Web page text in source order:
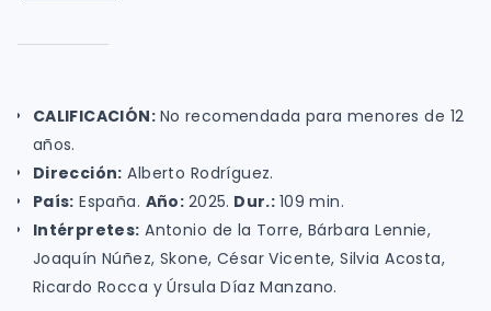
CALIFICACIÓN: No recomendada para menores de 12
años.
Dirección: Alberto Rodríguez.
País: España. Año: 2025. Dur.: 109 min.
Intérpretes: Antonio de la Torre, Bárbara Lennie,
Joaquín Núñez, Skone, César Vicente, Silvia Acosta,
Ricardo Rocca y Úrsula Díaz Manzano.